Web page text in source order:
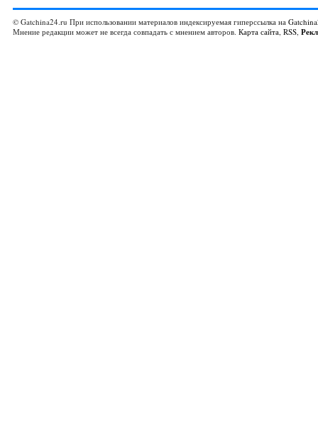
© Gatchina24.ru При использовании материалов индексируемая гиперссылка на
Мнение редакции может не всегда совпадать с мнением авторов. Карта сайта, RSS,